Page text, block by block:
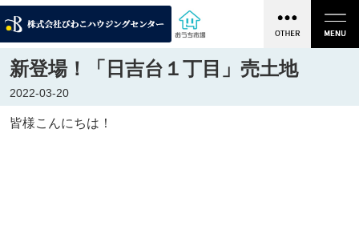
新登場！「日吉台１丁目」売土地
2022-03-20
皆様こんにちは！